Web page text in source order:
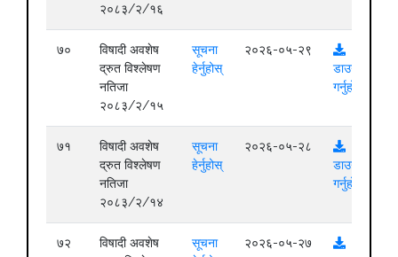
२०८३/२/१६
७०
विषादी अवशेष
द्रुत विश्लेषण
नतिजा
२०८३/२/१५
सूचना
हेर्नुहोस्
२०२६-०५-२९
डाउनलोड
गर्नुहोस्
७१
विषादी अवशेष
द्रुत विश्लेषण
नतिजा
२०८३/२/१४
सूचना
हेर्नुहोस्
२०२६-०५-२८
डाउनलोड
गर्नुहोस्
७२
विषादी अवशेष
सूचना
२०२६-०५-२७